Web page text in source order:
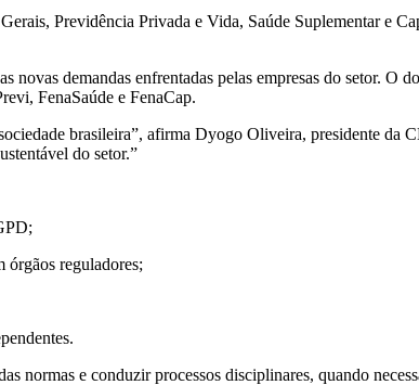
Previdência Privada e Vida, Saúde Suplementar e
demandas enfrentadas pelas empresas do setor. O
FenaSaúde e FenaCap.
brasileira”, afirma Dyogo Oliveira, presidente da
do setor.”
órgãos reguladores;
normas e conduzir processos disciplinares, quando